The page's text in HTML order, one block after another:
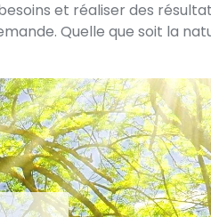
et réaliser des
Quelle que soit la